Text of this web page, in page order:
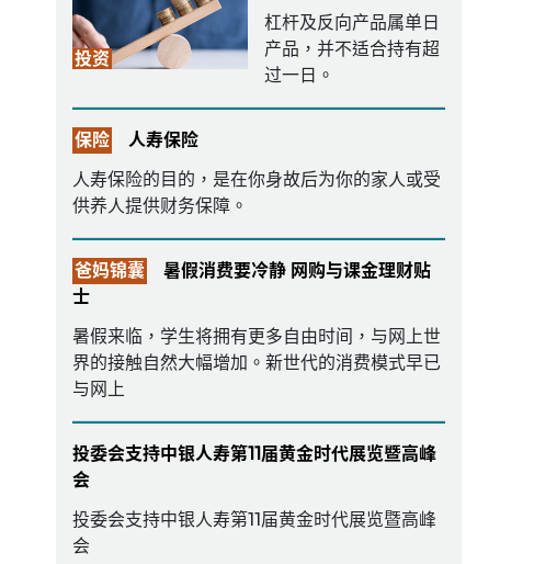
投资
杠杆及反向产品属单日
产品，并不适合持有超
过一日。
保险
人寿保险
人寿保险的目的，是在你身故后为你的家人或受
供养人提供财务保障。
爸妈锦囊
暑假消费要冷静 网购与课金理财贴
士
暑假来临，学生将拥有更多自由时间，与网上世
界的接触自然大幅增加。新世代的消费模式早已
与网上
投委会支持中银人寿第11届黄金时代展览暨高峰
会
投委会支持中银人寿第11届黄金时代展览暨高峰
会